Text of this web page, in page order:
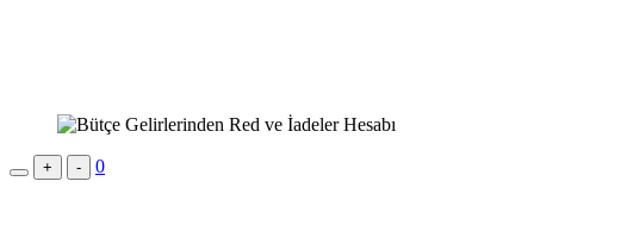
+ - 0